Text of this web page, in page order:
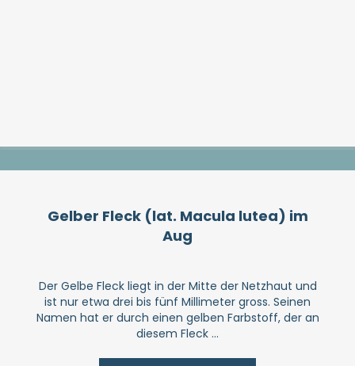
Gelber Fleck (lat. Macula lutea) im
Aug
Der Gelbe Fleck liegt in der Mitte der Netzhaut und
ist nur etwa drei bis fünf Millimeter gross. Seinen
Namen hat er durch einen gelben Farb­stoff, der an
diesem Fleck ...